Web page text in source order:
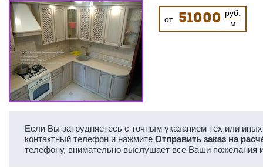
от 51000 руб.
м
Если Вы затрудняетесь с точным указанием тех или
контактный телефон и нажмите Отправить заказ на
телефону, внимательно выслушает все Ваши пожелания